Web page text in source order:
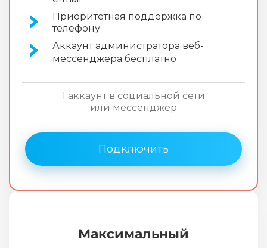
Приоритетная поддержка по
телефону
Аккаунт администратора веб-
мессенджера бесплатно
1 аккаунт в социальной сети
или мессенджер
Подключить
Максимальный